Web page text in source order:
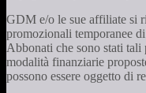
GDM e/o le sue affiliate si
promozionali temporanee
Abbonati che sono stati
modalità finanziarie
possono essere oggetto di